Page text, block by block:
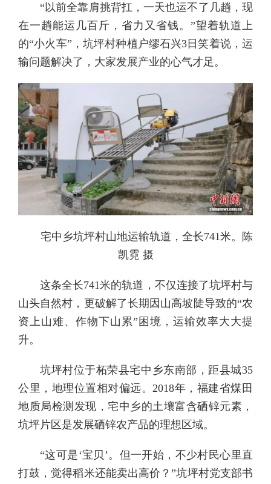
“以前全靠肩挑背扛，一天也运不了几趟，现
在一趟能运几百斤，省力又省钱。”望着轨道上
的“小火车”，坑坪村种植户缪石兴3日笑着说，运
输问题解决了，大家发展产业的心气才足。
宅中乡坑坪村山地运输轨道，全长741米。陈
凯霓 摄
这条全长741米的轨道，不仅连接了坑坪村与
山头自然村，更破解了长期因山高坡陡导致的“农
资上山难、作物下山累”困境，运输效率大大提
升。
坑坪村位于柘荣县宅中乡东南部，距县城35
公里，地理位置相对偏远。2018年，福建省煤田
地质局检测发现，宅中乡的土壤富含硒锌元素，
坑坪片区是发展硒锌农产品的理想区域。
“这可是‘宝贝’。但一开始，不少村民心里直
打鼓，觉得稻米还能卖出高价？”坑坪村党支部书